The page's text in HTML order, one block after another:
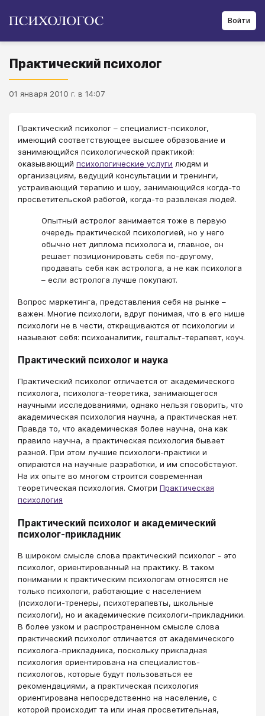
Войти
Практический психолог
01 января 2010 г. в 14:07
Практический психолог – специалист-психолог,
имеющий соответствующее высшее образование и
занимающийся психологической практикой:
оказывающий психологические услуги людям и
организациям, ведущий консультации и тренинги,
устраивающий терапию и шоу, занимающийся когда-то
просветительской работой, когда-то развлекая людей.
Опытный астролог занимается тоже в первую
очередь практической психологией, но у него
обычно нет диплома психолога и, главное, он
решает позиционировать себя по-другому,
продавать себя как астролога, а не как психолога
– если астролога лучше покупают.
Вопрос маркетинга, представления себя на рынке –
важен. Многие психологи, вдруг понимая, что в его нише
психологи не в чести, открещиваются от психологии и
называют себя: психоаналитик, гештальт-терапевт, коуч.
Практический психолог и наука
Практический психолог отличается от академического
психолога, психолога-теоретика, занимающегося
научными исследованиями, однако нельзя говорить, что
академическая психология научна, а практическая нет.
Правда то, что академическая более научна, она как
правило научна, а практическая психология бывает
разной. При этом лучшие психологи-практики и
опираются на научные разработки, и им способствуют.
На их опыте во многом строится современная
теоретическая психология. Смотри Практическая
психология
Практический психолог и академический
психолог-прикладник
В широком смысле слова практический психолог - это
психолог, ориентированный на практику. В таком
понимании к практическим психологам относятся не
только психологи, работающие с населением
(психологи-тренеры, психотерапевты, школьные
психологи), но и академические психологи-прикладники.
В более узком и распространенном смысле слова
практический психолог отличается от академического
психолога-прикладника, поскольку прикладная
психология ориентирована на специалистов-
психологов, которые будут пользоваться ее
рекомендациями, а практическая психология
ориентирована непосредственно на население, с
которой происходит та или иная просветительная,